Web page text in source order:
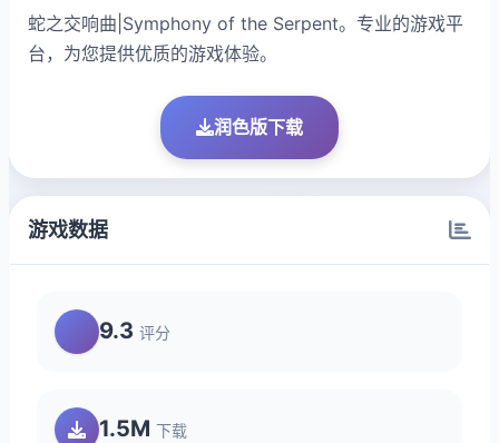
蛇之交响曲|Symphony of the Serpent。专业的游戏平
台，为您提供优质的游戏体验。
润色版下载
游戏数据
9.3 评分
1.5M 下载